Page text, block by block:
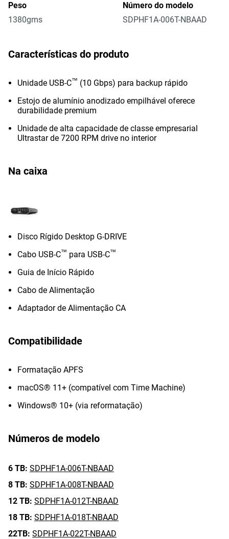
Peso
1380gms
Número do modelo
SDPHF1A-006T-NBAAD
Características do produto
Unidade USB-C™ (10 Gbps) para backup rápido
Estojo de alumínio anodizado empilhável oferece
durabilidade premium
Unidade de alta capacidade de classe empresarial
Ultrastar de 7200 RPM drive no interior
Na caixa
Disco Rígido Desktop G-DRIVE
Cabo USB-C™ para USB-C™
Guia de Início Rápido
Cabo de Alimentação
Adaptador de Alimentação CA
Compatibilidade
Formatação APFS
macOS® 11+ (compatível com Time Machine)
Windows® 10+ (via reformatação)
Números de modelo
6 TB: SDPHF1A-006T-NBAAD
8 TB: SDPHF1A-008T-NBAAD
12 TB: SDPHF1A-012T-NBAAD
18 TB: SDPHF1A-018T-NBAAD
22TB: SDPHF1A-022T-NBAAD